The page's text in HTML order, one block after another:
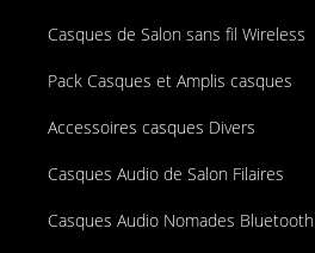
Casques de Salon sans fil Wireless
Pack Casques et Amplis casques
Accessoires casques Divers
Casques Audio de Salon Filaires
Casques Audio Nomades Bluetooth